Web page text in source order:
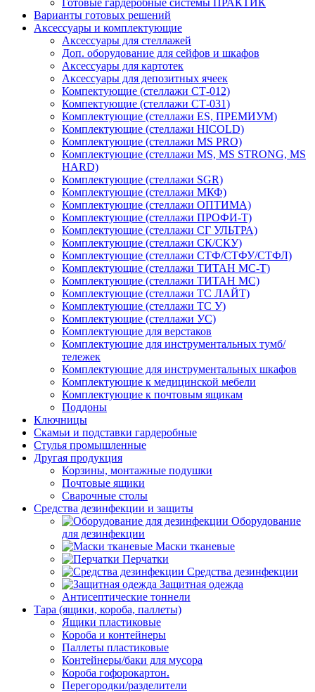
Готовые гардеробные системы ПРАКТИК
Варианты готовых решений
Аксессуары и комплектующие
Аксессуары для стеллажей
Доп. оборудование для сейфов и шкафов
Аксессуары для картотек
Аксессуары для депозитных ячеек
Компектующие (стеллажи СТ-012)
Компектующие (стеллажи СТ-031)
Комплектующие (стеллажи ES, ПРЕМИУМ)
Комплектующие (стеллажи HICOLD)
Комплектующие (стеллажи MS PRO)
Комплектующие (стеллажи MS, MS STRONG, MS
HARD)
Комплектующие (стеллажи SGR)
Комплектующие (стеллажи МКФ)
Комплектующие (стеллажи ОПТИМА)
Комплектующие (стеллажи ПРОФИ-Т)
Комплектующие (стеллажи СГ УЛЬТРА)
Комплектующие (стеллажи СК/СКУ)
Комплектующие (стеллажи СТФ/СТФУ/СТФЛ)
Комплектующие (стеллажи ТИТАН МС-Т)
Комплектующие (стеллажи ТИТАН МС)
Комплектующие (стеллажи ТС ЛАЙТ)
Комплектующие (стеллажи ТС У)
Комплектующие (стеллажи УС)
Комплектующие для верстаков
Комплектующие для инструментальных тумб/
тележек
Комплектующие для инструментальных шкафов
Комплектующие к медицинской мебели
Комплектующие к почтовым ящикам
Поддоны
Ключницы
Скамьи и подставки гардеробные
Стулья промышленные
Другая продукция
Корзины, монтажные подушки
Почтовые ящики
Сварочные столы
Средства дезинфекции и защиты
Оборудование
для дезинфекции
Маски тканевые
Перчатки
Средства дезинфекции
Защитная одежда
Антисептические тоннели
Тара (ящики, короба, паллеты)
Ящики пластиковые
Короба и контейнеры
Паллеты пластиковые
Контейнеры/баки для мусора
Короба гофорокартон.
Перегородки/разделители